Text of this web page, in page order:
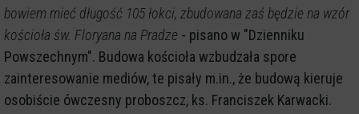
bowiem mieć długość 105 łokci, zbudowana zaś będzie na wzór
kościoła św. Floryana na Pradze - pisano w "Dzienniku
Powszechnym". Budowa kościoła wzbudzała spore
zainteresowanie mediów, te pisały m.in., że budową kieruje
osobiście ówczesny proboszcz, ks. Franciszek Karwacki.